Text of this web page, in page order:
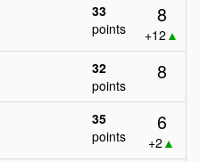
33
points
8
+12 ▲
32
points
8
35
points
6
+2 ▲